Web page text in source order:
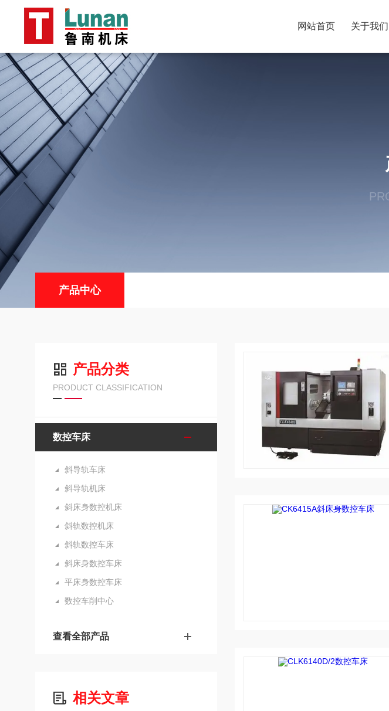
网站首页 关于我们
产品中心
产品分类
PRODUCT CLASSIFICATION
数控车床
斜导轨车床
斜导轨机床
斜床身数控机床
斜轨数控机床
斜轨数控车床
斜床身数控车床
平床身数控车床
数控车削中心
查看全部产品
相关文章